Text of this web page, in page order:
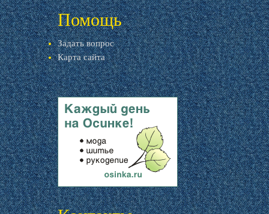
Помощь
Задать вопрос
Карта сайта
livemaster.ru